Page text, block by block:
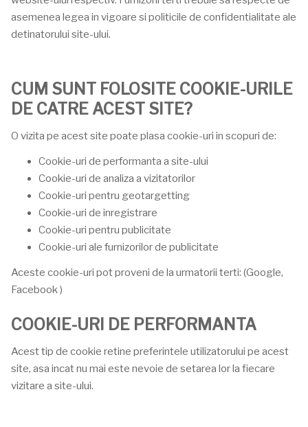
asemenea legea in vigoare si politicile de confidentialitate ale
detinatorului site-ului.
CUM SUNT FOLOSITE COOKIE-URILE
DE CATRE ACEST SITE?
O vizita pe acest site poate plasa cookie-uri in scopuri de:
Cookie-uri de performanta a site-ului
Cookie-uri de analiza a vizitatorilor
Cookie-uri pentru geotargetting
Cookie-uri de inregistrare
Cookie-uri pentru publicitate
Cookie-uri ale furnizorilor de publicitate
Aceste cookie-uri pot proveni de la urmatorii terti: (Google,
Facebook )
COOKIE-URI DE PERFORMANTA
Acest tip de cookie retine preferintele utilizatorului pe acest
site, asa incat nu mai este nevoie de setarea lor la fiecare
vizitare a site-ului.